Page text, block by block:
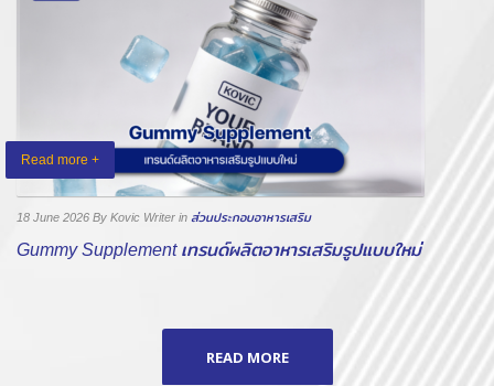
Read more +
18 June 2026By Kovic Writerinส่วนประกอบอาหารเสริม
Gummy Supplement เทรนด์ผลิตอาหารเสริมรูปแบบใหม่
READ MORE